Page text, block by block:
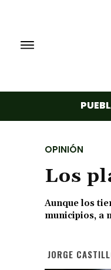
OPINIÓN
Los
Aunque los
municipios, a
JORGE